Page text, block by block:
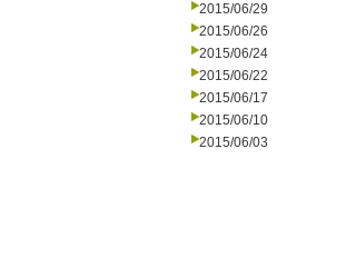
2015/06/29
2015/06/26
2015/06/24
2015/06/22
2015/06/17
2015/06/10
2015/06/03